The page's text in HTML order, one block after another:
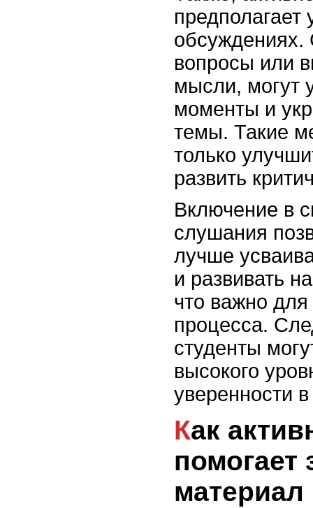
предполагает
обсуждениях.
вопросы или
мысли, могут
моменты и
темы. Такие
только
развить
Включение в
слушания
лучше
и развивать
что важно
процесса.
студенты
высокого
уверенности
Как активное слушание
помогает
материал